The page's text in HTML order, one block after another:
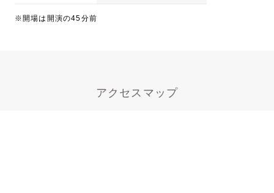
※開場は開演の45分前
アクセスマップ